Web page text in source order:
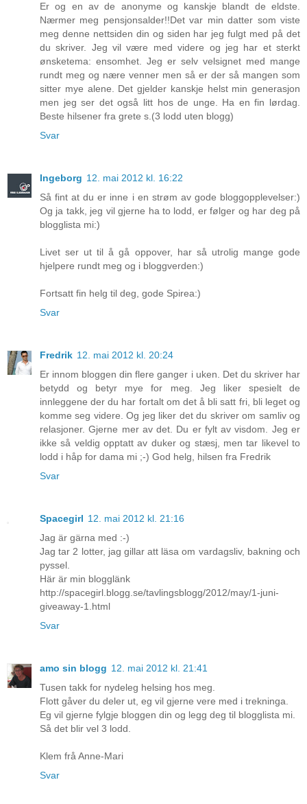
Er og en av de anonyme og kanskje blandt de eldste.
Nærmer meg pensjonsalder!!Det var min datter som viste
meg denne nettsiden din og siden har jeg fulgt med på det
du skriver. Jeg vil være med videre og jeg har et sterkt
ønsketema: ensomhet. Jeg er selv velsignet med mange
rundt meg og nære venner men så er der så mangen som
sitter mye alene. Det gjelder kanskje helst min generasjon
men jeg ser det også litt hos de unge. Ha en fin lørdag.
Beste hilsener fra grete s.(3 lodd uten blogg)
Svar
Ingeborg 12. mai 2012 kl. 16:22
Så fint at du er inne i en strøm av gode bloggopplevelser:)
Og ja takk, jeg vil gjerne ha to lodd, er følger og har deg på
blogglista mi:)
Livet ser ut til å gå oppover, har så utrolig mange gode
hjelpere rundt meg og i bloggverden:)
Fortsatt fin helg til deg, gode Spirea:)
Svar
Fredrik 12. mai 2012 kl. 20:24
Er innom bloggen din flere ganger i uken. Det du skriver har
betydd og betyr mye for meg. Jeg liker spesielt de
innleggene der du har fortalt om det å bli satt fri, bli leget og
komme seg videre. Og jeg liker det du skriver om samliv og
relasjoner. Gjerne mer av det. Du er fylt av visdom. Jeg er
ikke så veldig opptatt av duker og stæsj, men tar likevel to
lodd i håp for dama mi ;-) God helg, hilsen fra Fredrik
Svar
Spacegirl 12. mai 2012 kl. 21:16
Jag är gärna med :-)
Jag tar 2 lotter, jag gillar att läsa om vardagsliv, bakning och
pyssel.
Här är min blogglänk
http://spacegirl.blogg.se/tavlingsblogg/2012/may/1-juni-
giveaway-1.html
Svar
amo sin blogg 12. mai 2012 kl. 21:41
Tusen takk for nydeleg helsing hos meg.
Flott gåver du deler ut, eg vil gjerne vere med i trekninga.
Eg vil gjerne fylgje bloggen din og legg deg til blogglista mi.
Så det blir vel 3 lodd.
Klem frå Anne-Mari
Svar